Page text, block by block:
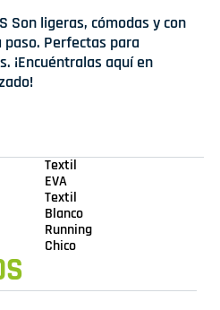
Son ligeras, cómodas y con
Perfectas para
¡Encuéntralas aquí en
Textil
EVA
Textil
Blanco
Running
Chico